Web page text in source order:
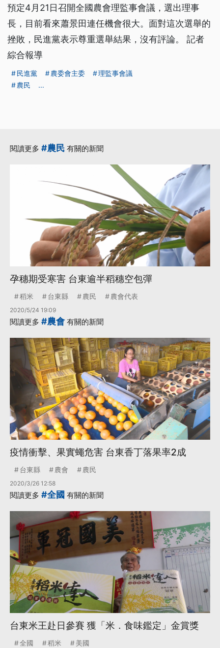
預定4月21日召開全國農會理監事會議，選出理事
長，目前看來蕭景田連任機會很大。面對這次選舉的
挫敗，民進黨表示尊重選舉結果，沒有評論。 記者
綜合報導
民進黨 農委會主委
理監事會議
農民
...
閱讀更多 #農民 有關的新聞
孕穗期受寒害 台東逾半稻穗空包彈
稻米 台東縣 農民 農會代表
2020/5/24 19:09
閱讀更多 #農會 有關的新聞
疫情衝擊、果實蠅危害 台東香丁落果率2成
台東縣 農會 農民
2020/3/26 12:58
閱讀更多 #全國 有關的新聞
台東米王赴日參賽 獲「米．食味鑑定」金賞獎
全國 稻米 美國